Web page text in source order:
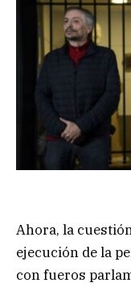
Ahora, la
ejecución de la
con fueros